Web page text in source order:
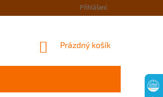
Přihlášení
NÁKUPNÍ
Prázdný košík